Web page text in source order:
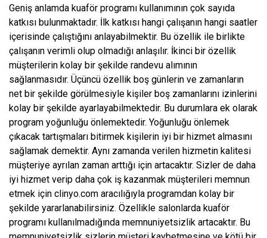
Geniş anlamda kuaför programı kullanımının çok sayıda
katkısı bulunmaktadır. İlk katkısı hangi çalışanın hangi saatler
içerisinde çalıştığını anlayabilmektir. Bu özellik ile birlikte
çalışanın verimli olup olmadığı anlaşılır. İkinci bir özellik
müşterilerin kolay bir şekilde randevu alımının
sağlanmasıdır. Üçüncü özellik boş günlerin ve zamanların
net bir şekilde görülmesiyle kişiler boş zamanlarını izinlerini
kolay bir şekilde ayarlayabilmektedir. Bu durumlara ek olarak
program yoğunluğu önlemektedir. Yoğunluğu önlemek
çıkacak tartışmaları bitirmek kişilerin iyi bir hizmet almasını
sağlamak demektir. Aynı zamanda verilen hizmetin kalitesi
müşteriye ayrılan zaman arttığı için artacaktır. Sizler de daha
iyi hizmet verip daha çok iş kazanmak müşterileri memnun
etmek için clinyo.com aracılığıyla programdan kolay bir
şekilde yararlanabilirsiniz. Özellikle salonlarda kuaför
programı kullanılmadığında memnuniyetsizlik artacaktır. Bu